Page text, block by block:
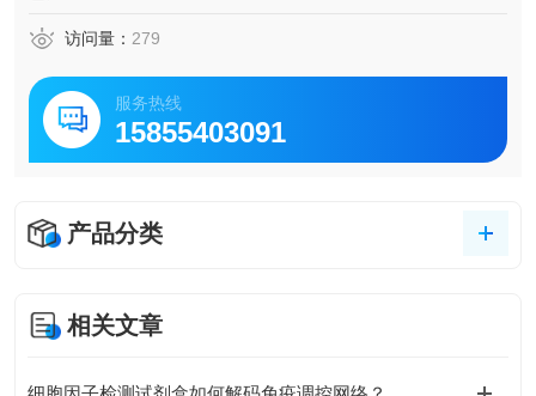
访问量： 279
服务热线
15855403091
产品分类
相关文章